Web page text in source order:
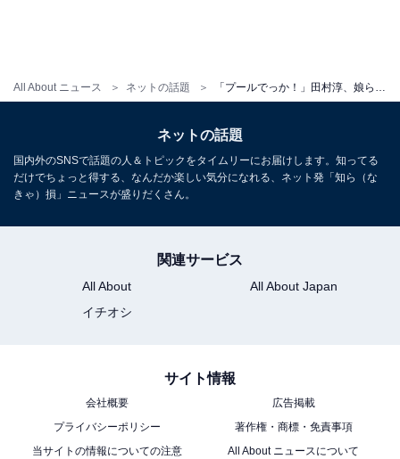
All About ニュース ネットの話題
ネットの話題
国内外のSNSで話題の人＆トピックをタイムリーにお届けします。知ってる
だけでちょっと得する、なんだか楽しい気分になれる、ネット発「知ら（な
きゃ）損」ニュースが盛りだくさん。
関連サービス
All About
All About Japan
イチオシ
サイト情報
会社概要
広告掲載
プライバシーポリシー
著作権・商標・免責事項
当サイトの情報についての注意
All About ニュースについて